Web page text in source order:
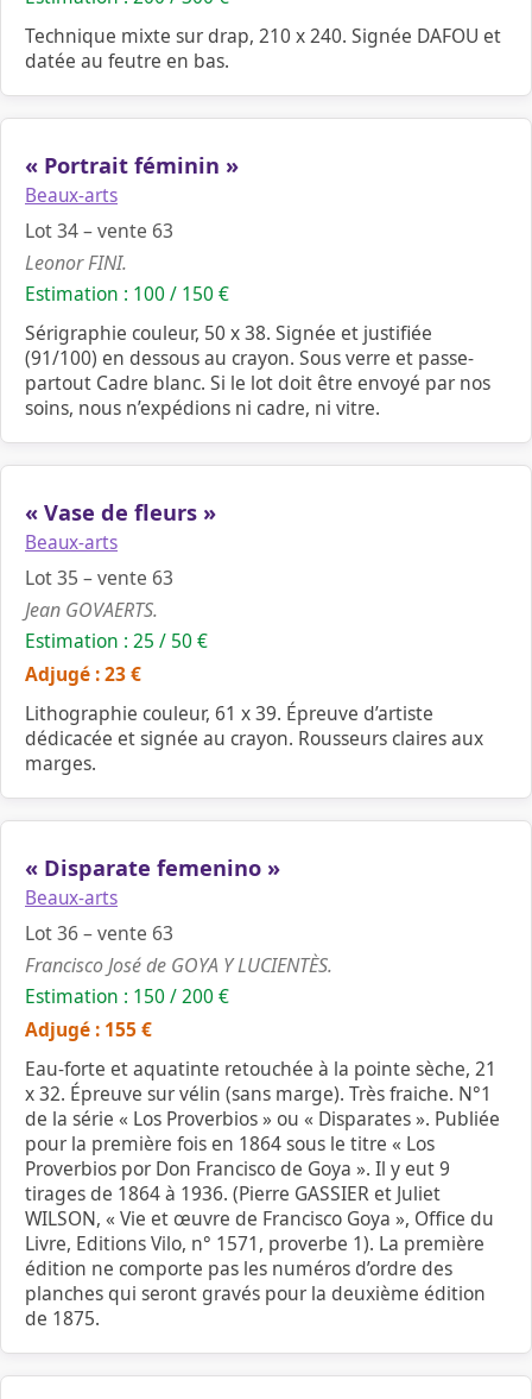
Technique mixte sur drap, 210 x 240. Signée DAFOU et
datée au feutre en bas.
« Portrait féminin »
Beaux-arts
Lot 34 – vente 63
Leonor FINI.
Estimation : 100 / 150 €
Sérigraphie couleur, 50 x 38. Signée et justifiée
(91/100) en dessous au crayon. Sous verre et passe-
partout Cadre blanc. Si le lot doit être envoyé par nos
soins, nous n’expédions ni cadre, ni vitre.
« Vase de fleurs »
Beaux-arts
Lot 35 – vente 63
Jean GOVAERTS.
Estimation : 25 / 50 €
Adjugé : 23 €
Lithographie couleur, 61 x 39. Épreuve d’artiste
dédicacée et signée au crayon. Rousseurs claires aux
marges.
« Disparate femenino »
Beaux-arts
Lot 36 – vente 63
Francisco José de GOYA Y LUCIENTÈS.
Estimation : 150 / 200 €
Adjugé : 155 €
Eau-forte et aquatinte retouchée à la pointe sèche, 21
x 32. Épreuve sur vélin (sans marge). Très fraiche. N°1
de la série « Los Proverbios » ou « Disparates ». Publiée
pour la première fois en 1864 sous le titre « Los
Proverbios por Don Francisco de Goya ». Il y eut 9
tirages de 1864 à 1936. (Pierre GASSIER et Juliet
WILSON, « Vie et œuvre de Francisco Goya », Office du
Livre, Editions Vilo, n° 1571, proverbe 1). La première
édition ne comporte pas les numéros d’ordre des
planches qui seront gravés pour la deuxième édition
de 1875.